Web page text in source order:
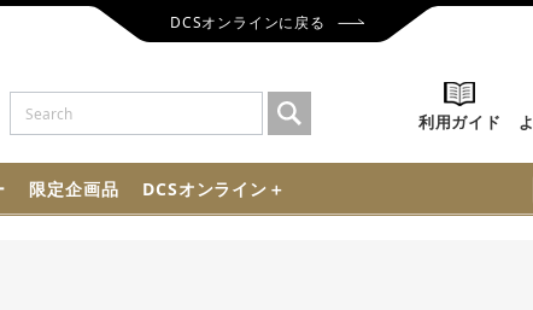
DCSオンラインに戻る
利用ガイド
限定企画品 DCSオンライン＋